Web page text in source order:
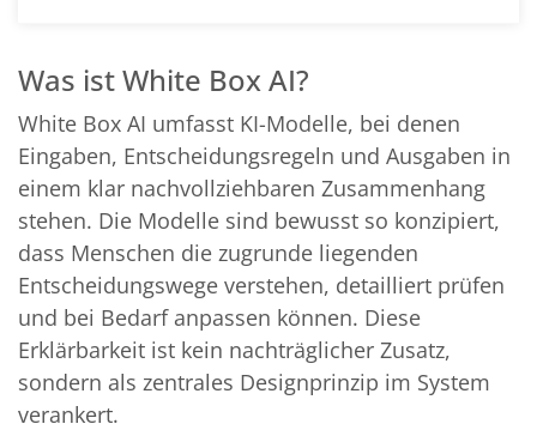
Was ist White Box AI?
White Box AI umfasst KI-Modelle, bei denen
Eingaben, Entscheidungsregeln und Ausgaben in
einem klar nachvollziehbaren Zusammenhang
stehen. Die Modelle sind bewusst so konzipiert,
dass Menschen die zugrunde liegenden
Entscheidungswege verstehen, detailliert prüfen
und bei Bedarf anpassen können. Diese
Erklärbarkeit ist kein nachträglicher Zusatz,
sondern als zentrales Designprinzip im System
verankert.